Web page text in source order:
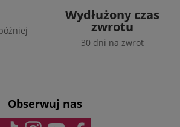
Wydłużony czas
zwrotu
30 dni na zwrot
Obserwuj nas